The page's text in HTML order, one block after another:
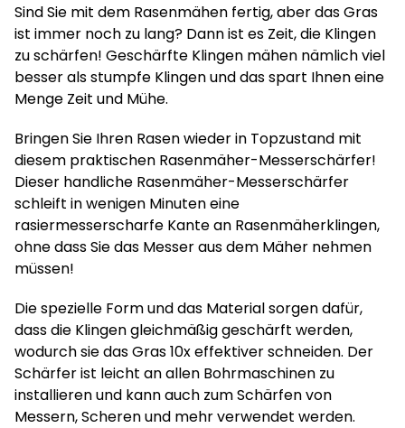
Sind Sie mit dem Rasenmähen fertig, aber das Gras
ist immer noch zu lang? Dann ist es Zeit, die Klingen
zu schärfen! Geschärfte Klingen mähen nämlich viel
besser als stumpfe Klingen und das spart Ihnen eine
Menge Zeit und Mühe.
Bringen Sie Ihren Rasen wieder in Topzustand mit
diesem praktischen Rasenmäher-Messerschärfer!
Dieser handliche Rasenmäher-Messerschärfer
schleift in wenigen Minuten eine
rasiermesserscharfe Kante an Rasenmäherklingen,
ohne dass Sie das Messer aus dem Mäher nehmen
müssen!
Die spezielle Form und das Material sorgen dafür,
dass die Klingen gleichmäßig geschärft werden,
wodurch sie das Gras 10x effektiver schneiden. Der
Schärfer ist leicht an allen Bohrmaschinen zu
installieren und kann auch zum Schärfen von
Messern, Scheren und mehr verwendet werden.